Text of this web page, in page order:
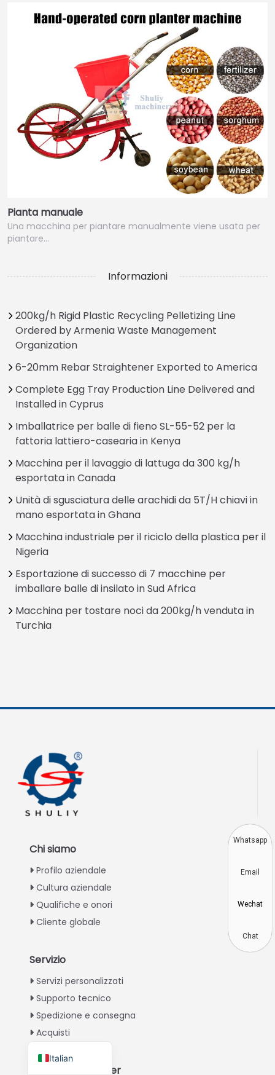
Pianta manuale
Una macchina per piantare manualmente viene usata per
piantare…
Informazioni
200kg/h Rigid Plastic Recycling Pelletizing Line
Ordered by Armenia Waste Management
Organization
6-20mm Rebar Straightener Exported to America
Complete Egg Tray Production Line Delivered and
Installed in Cyprus
Imballatrice per balle di fieno SL-55-52 per la
fattoria lattiero-casearia in Kenya
Macchina per il lavaggio di lattuga da 300 kg/h
esportata in Canada
Unità di sgusciatura delle arachidi da 5T/H chiavi in
mano esportata in Ghana
Macchina industriale per il riciclo della plastica per il
Nigeria
Esportazione di successo di 7 macchine per
imballare balle di insilato in Sud Africa
Macchina per tostare noci da 200kg/h venduta in
Turchia
Chi siamo
Profilo aziendale
Cultura aziendale
Qualifiche e onori
Cliente globale
Servizio
Servizi personalizzati
Supporto tecnico
Spedizione e consegna
Acquisti
Diventa un Partner
Italian
English
Arabic
French
German
Portuguese
Spanish
Hindi
Korean
Vietnamese
Thai
Indonesian
Turkish
Whatsapp
Email
Wechat
Chat